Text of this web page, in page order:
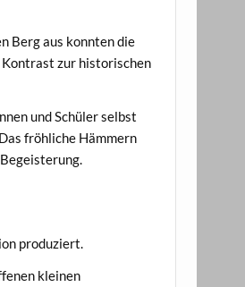
Berg aus konnten die
Kontrast zur historischen
und Schüler selbst
fröhliche Hämmern
produziert.
kleinen